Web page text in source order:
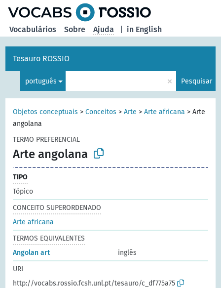
in English
Vocabulários Sobre Ajuda
Tesauro ROSSIO
português × Pesquisar
Objetos conceptuais >Conceitos >Arte >Arte africana >Arte
angolana
TERMO PREFERENCIAL
Arte angolana
TIPO
Tópico
CONCEITO SUPERORDENADO
Arte africana
TERMOS EQUIVALENTES
Angolan art
inglês
URI
http://vocabs.rossio.fcsh.unl.pt/tesauro/c_df775a75